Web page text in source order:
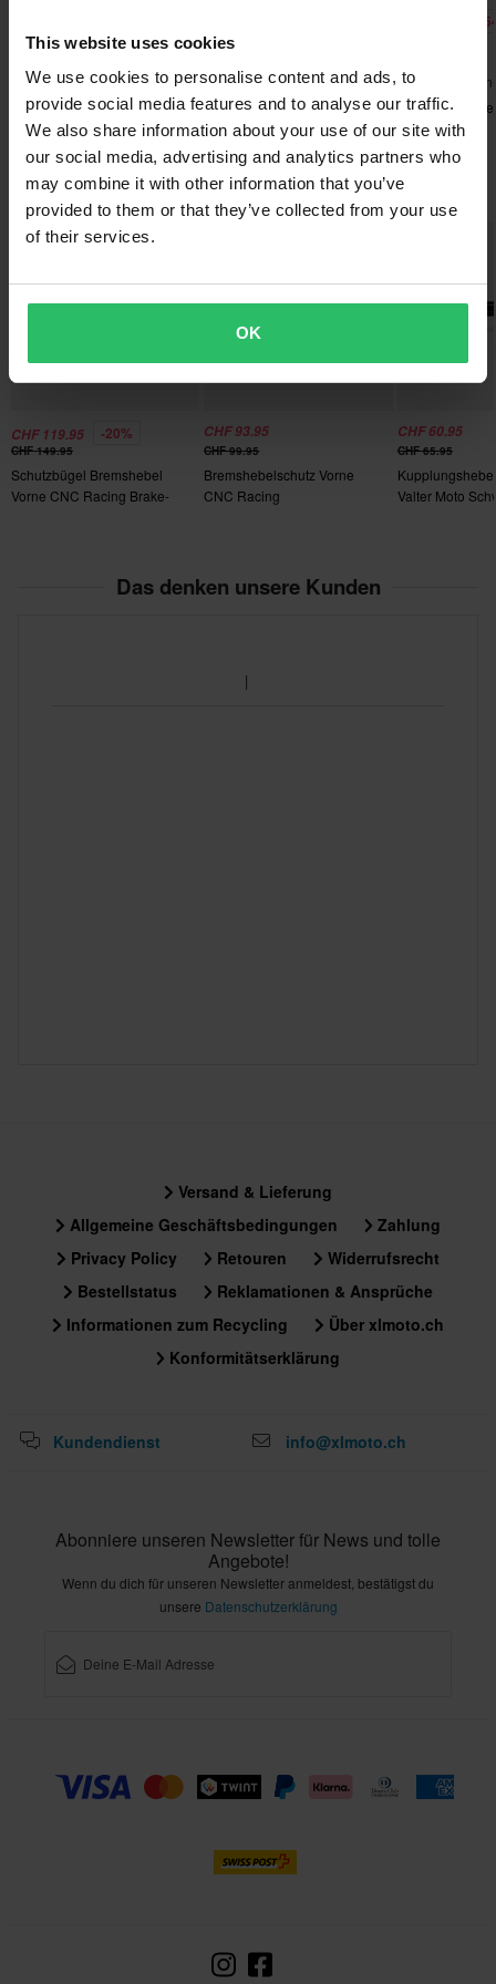
This website uses cookies
We use cookies to personalise content and ads, to
provide social media features and to analyse our traffic.
We also share information about your use of our site with
our social media, advertising and analytics partners who
may combine it with other information that you’ve
provided to them or that they’ve collected from your use
of their services.
OK
Bestellungen über 200CHF werden kostenlos versendet! *Bitte
beachten: Dies gilt nicht für sperrige Produkte!
60-Tage-Rückgaberecht*
Du kannst deine Bestellung innerhalb von 60 Tagen
zurückgeben. Rücksendekosten fallen an. *Das Rückgaberecht
Weitere Einzelheiten und Bedingungen finden Sie in der Rubrik
Kundenbetreuung-Bereich
Senden
CHF 21.95
144 Bewertungen
Spiegel Lenkerende SNELL
Neo
CHF 44.95
8 Bewertungen
Bremshebel Einstellbar
Snell CNC Kurz
-
4 Bewertungen
Snell
Beliebt in Brems- & Kupplungshebel
CHF 119.95 -20%
CHF 149.95
Schutzbügel Bremshebel
Vorne CNC Racing Brake-
CHF 93.95
CHF 99.95
Bremshebelschutz Vorne
CNC Racing
CHF 60.95
CHF 65.95
Valter Moto
Das denken unsere Kunden
Versand & Lieferung
Allgemeine Geschäftsbedingungen
Zahlung
Privacy Policy
Retouren
Widerrufsrecht
Bestellstatus
Reklamationen & Ansprüche
Informationen zum Recycling
Über xlmoto.ch
Konformitätserklärung
Kundendienst info@xlmoto.ch
Abonniere unseren Newsletter für News und tolle
Angebote!
Wenn du dich für unseren Newsletter anmeldest, bestätigst du
unsere Datenschutzerklärung